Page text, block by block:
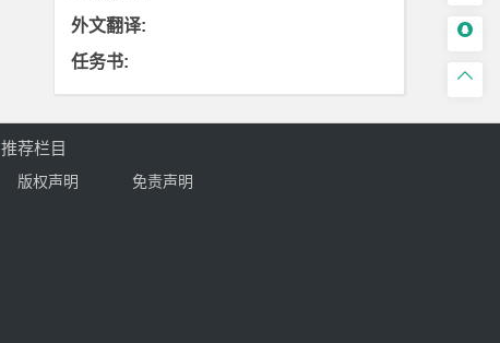
外文翻译:
任务书:


推荐栏目
版权声明 免责声明